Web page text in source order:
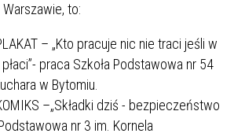
to:
– „Kto pracuje nic nie traci jeśli w
praca Szkoła Podstawowa nr 54
w Bytomiu.
–„Składki dziś - bezpieczeństwo
nr 3 im. Kornela